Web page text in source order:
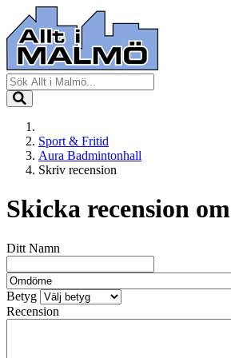
Sport & Fritid
Aura Badmintonhall
Skriv recension
Skicka recension om
Ditt Namn
Betyg
Recension